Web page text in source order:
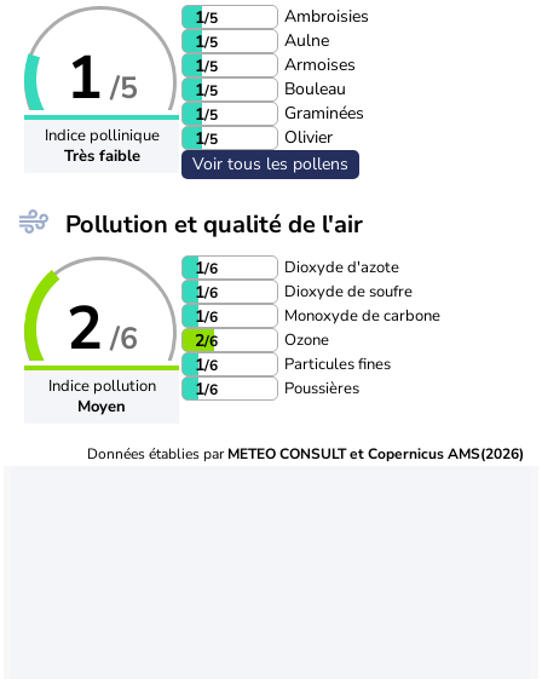
1 /5
Indice pollinique
Très faible
1/5
Ambroisies
1/5
Aulne
1/5
Armoises
1/5
Bouleau
1/5
Graminées
1/5
Olivier
Voir tous les pollens
Pollution et qualité de l'air
2 /6
Indice pollution
Moyen
1/6 Dioxyde d'azote
1/6 Dioxyde de soufre
1/6 Monoxyde de carbone
2/6 Ozone
1/6 Particules fines
1/6 Poussières
Données établies parMETEO CONSULT et Copernicus AMS(2026)